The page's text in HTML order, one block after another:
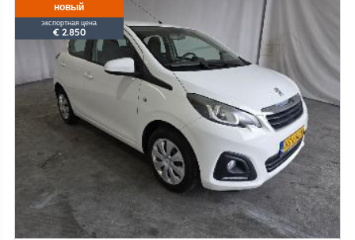
новый
экспортная цена
€ 2.850